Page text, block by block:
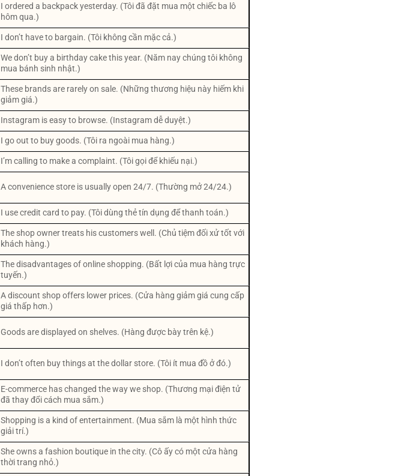
I ordered a backpack yesterday. (Tôi đã đặt mua một chiếc ba lô
hôm qua.)
I don’t have to bargain. (Tôi không cần mặc cả.)
We don’t buy a birthday cake this year. (Năm nay chúng tôi không
mua bánh sinh nhật.)
These brands are rarely on sale. (Những thương hiệu này hiếm khi
giảm giá.)
Instagram is easy to browse. (Instagram dễ duyệt.)
I go out to buy goods. (Tôi ra ngoài mua hàng.)
I’m calling to make a complaint. (Tôi gọi để khiếu nại.)
A convenience store is usually open 24/7. (Thường mở 24/24.)
I use credit card to pay. (Tôi dùng thẻ tín dụng để thanh toán.)
The shop owner treats his customers well. (Chủ tiệm đối xử tốt với
khách hàng.)
The disadvantages of online shopping. (Bất lợi của mua hàng trực
tuyến.)
A discount shop offers lower prices. (Cửa hàng giảm giá cung cấp
giá thấp hơn.)
Goods are displayed on shelves. (Hàng được bày trên kệ.)
I don’t often buy things at the dollar store. (Tôi ít mua đồ ở đó.)
E-commerce has changed the way we shop. (Thương mại điện tử
đã thay đổi cách mua sắm.)
Shopping is a kind of entertainment. (Mua sắm là một hình thức
giải trí.)
She owns a fashion boutique in the city. (Cô ấy có một cửa hàng
thời trang nhỏ.)